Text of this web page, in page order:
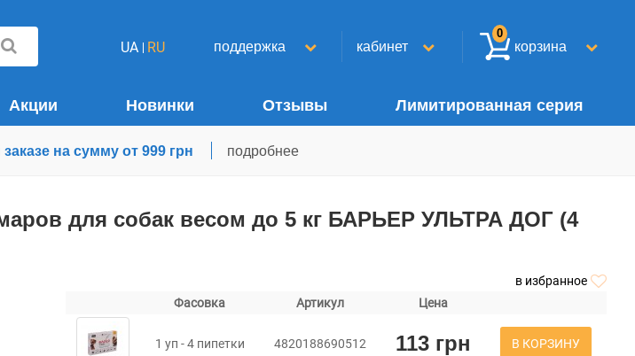
UA RU поддержка кабинет корзина
0
Акции Новинки Отзывы Лимитированная серия
заказе на сумму от 999 грн подробнее
для собак весом до 5 кг БАРЬЕР УЛЬТРА ДОГ (4
в избранное
Фасовка Артикул Цена
1 уп - 4 пипетки 4820188690512 113 грн В КОРЗИНУ